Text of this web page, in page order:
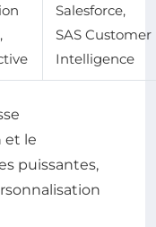
Salesforce,
SAS Customer
Intelligence
et le
puissantes,